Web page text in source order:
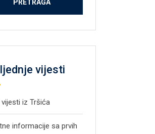
vijesti
vijesti iz Tršića
informacije sa prvih